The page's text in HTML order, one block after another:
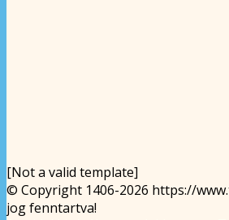
[Not a valid template]
© Copyright 1406-2026 https://
jog fenntartva!